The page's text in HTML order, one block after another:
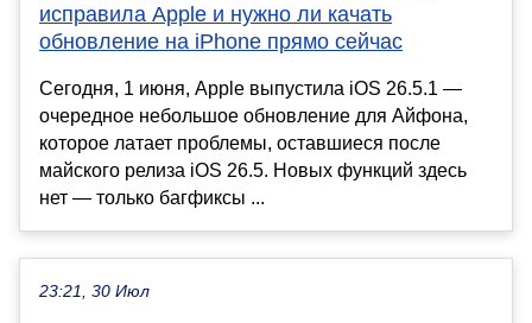
исправила Apple и нужно ли качать
обновление на iPhone прямо сейчас
Сегодня, 1 июня, Apple выпустила iOS 26.5.1 —
очередное небольшое обновление для Айфона,
которое латает проблемы, оставшиеся после
майского релиза iOS 26.5. Новых функций здесь
нет — только багфиксы ...
23:21, 30 Июл